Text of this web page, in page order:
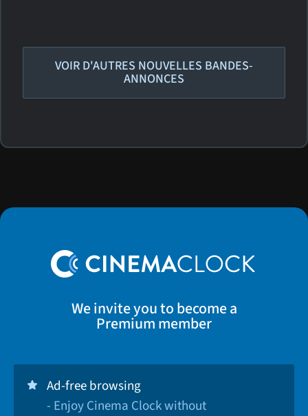
VOIR D'AUTRES NOUVELLES BANDES-
ANNONCES
We invite you to become a
Premium member
Ad-free browsing
- Enjoy Cinema Clock without